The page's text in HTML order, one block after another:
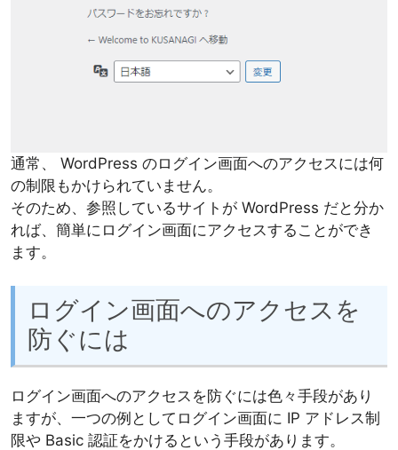
通常、 WordPress のログイン画面へのアクセスには何
の制限もかけられていません。
そのため、参照しているサイトが WordPress だと分か
れば、簡単にログイン画面にアクセスすることができ
ます。
ログイン画面へのアクセスを
防ぐには
ログイン画面へのアクセスを防ぐには色々手段があり
ますが、一つの例としてログイン画面に IP アドレス制
限や Basic 認証をかけるという手段があります。